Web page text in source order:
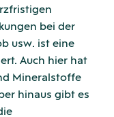
bei der
usw. ist eine
Auch hier hat
Mineralstoffe
hinaus gibt es